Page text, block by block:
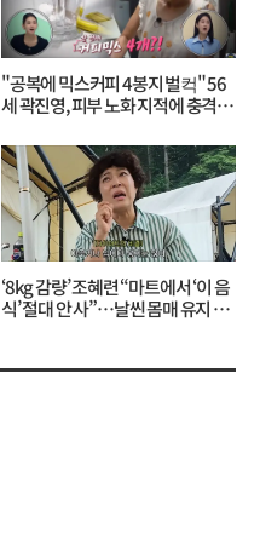
"공복에 믹스커피 4봉지 벌컥" 56
세 곽진영, 피부 노화 지적에 충격…
‘8kg 감량’ 조혜련 “마트에서 ‘이 음
식’ 절대 안 사”…날씬 몸매 유지 비